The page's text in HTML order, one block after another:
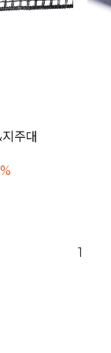
주대
1